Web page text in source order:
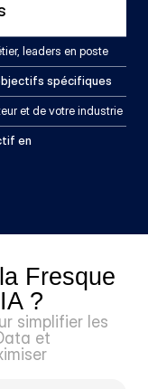
Fresque
?
simplifier les
et
leaders en poste
spécifiques
et de votre industrie
en